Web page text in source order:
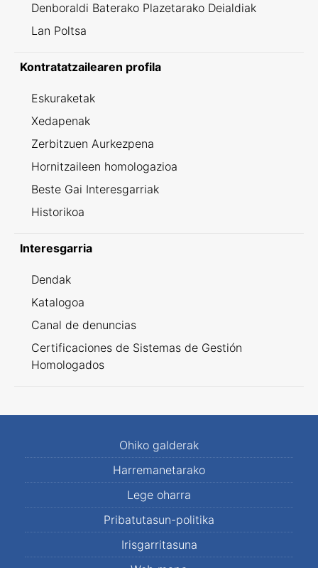
Denboraldi Baterako Plazetarako Deialdiak
Lan Poltsa
Kontratatzailearen profila
Eskuraketak
Xedapenak
Zerbitzuen Aurkezpena
Hornitzaileen homologazioa
Beste Gai Interesgarriak
Historikoa
Interesgarria
Dendak
Katalogoa
Canal de denuncias
Certificaciones de Sistemas de Gestión
Homologados
Ohiko galderak
Harremanetarako
Lege oharra
Pribatutasun-politika
Irisgarritasuna